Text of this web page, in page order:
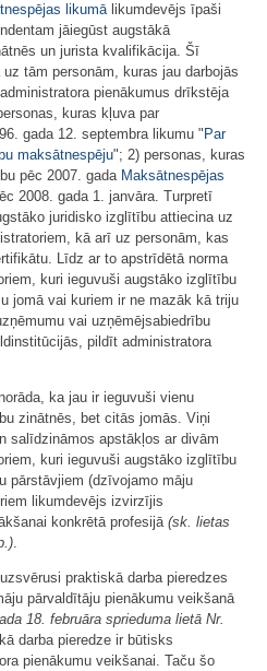
likumālikumdevējs īpaši
jāiegūst augstākā
un jurista kvalifikācija. Šī
tām personām, kuras jau darbojās
pienākumus drīkstēja
kuras kļuva par
gada 12. septembra likumu " Par
maksātnespēju"; 2) personas, kuras
pēc 2007. gada Maksātnespējas
2008. gada 1. janvāra. Turpretī
juridisko izglītību attiecina uz
kā arī uz personām, kas
Līdz ar to apstrīdētā norma
kuri ieguvuši augstāko izglītību
jomā vai kuriem ir ne mazāk kā triju
vai uzņēmējsabiedrību
pildīt administratora
ka jau ir ieguvuši vienu
zinātnēs, bet citās jomās. Viņi
salīdzināmos apstākļos ar divām
kuri ieguvuši augstāko izglītību
pārstāvjiem (dzīvojamo māju
likumdevējs izvirzījis
konkrētā profesijā (sk. lietas
.
praktiskā darba pieredzes
pārvaldītāju pienākumu veikšanā
18. februāra sprieduma lietā Nr.
darba pieredze ir būtisks
pienākumu veikšanai. Taču šo